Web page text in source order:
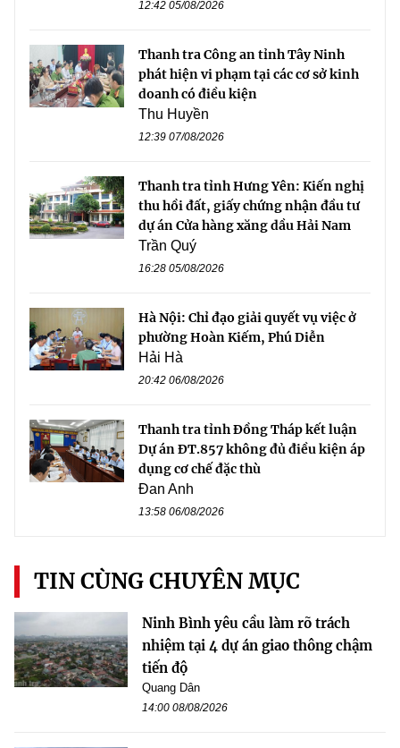
12:42 05/08/2026
Thanh tra Công an tỉnh Tây Ninh
phát hiện vi phạm tại các cơ sở kinh
doanh có điều kiện
Thu Huyền
12:39 07/08/2026
Thanh tra tỉnh Hưng Yên: Kiến nghị
thu hồi đất, giấy chứng nhận đầu tư
dự án Cửa hàng xăng dầu Hải Nam
Trần Quý
16:28 05/08/2026
Hà Nội: Chỉ đạo giải quyết vụ việc ở
phường Hoàn Kiếm, Phú Diễn
Hải Hà
20:42 06/08/2026
Thanh tra tỉnh Đồng Tháp kết luận
Dự án ĐT.857 không đủ điều kiện áp
dụng cơ chế đặc thù
Đan Anh
13:58 06/08/2026
TIN CÙNG CHUYÊN MỤC
Ninh Bình yêu cầu làm rõ trách
nhiệm tại 4 dự án giao thông chậm
tiến độ
Quang Dân
14:00 08/08/2026